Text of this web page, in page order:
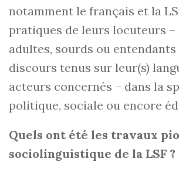
notamment le français et la
pratiques de leurs locuteurs –
adultes, sourds ou entendants
discours tenus sur leur(s)
acteurs concernés – dans la
politique, sociale ou encore
Quels ont été les travaux
sociolinguistique de la LSF ?